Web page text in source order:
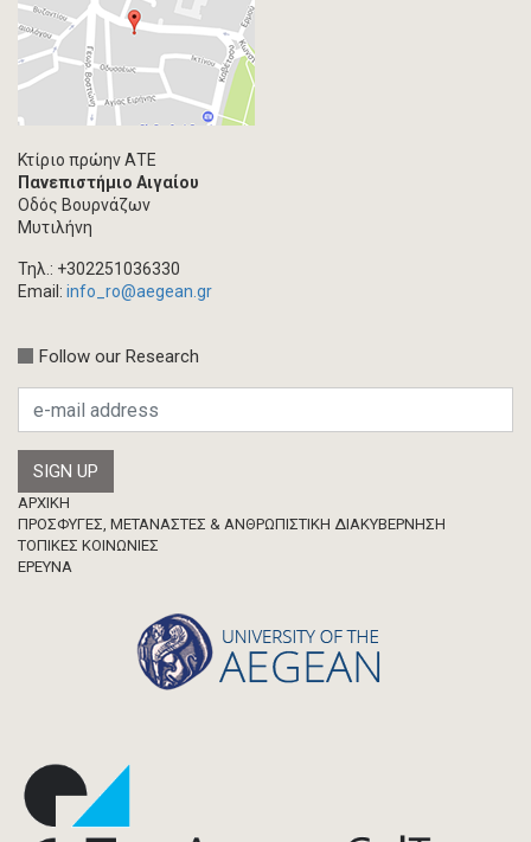
Κτίριο πρώην ΑΤΕ
Πανεπιστήμιο Αιγαίου
Οδός Βουρνάζων
Μυτιλήνη
Τηλ.: +302251036330
Email: info_ro@aegean.gr
Follow our Research
Footer
ΑΡΧΙΚΗ
ΠΡΟΣΦΥΓΕΣ, ΜΕΤΑΝΑΣΤΕΣ & ΑΝΘΡΩΠΙΣΤΙΚΗ ΔΙΑΚΥΒΕΡΝΗΣΗ
ΤΟΠΙΚΕΣ ΚΟΙΝΩΝΙΕΣ
ΈΡΕΥΝΑ